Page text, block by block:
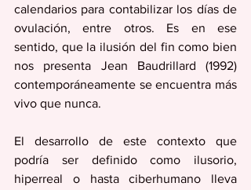
calendarios para contabilizar los días de
ovulación, entre otros. Es en ese
sentido, que la ilusión del fin como bien
nos presenta Jean Baudrillard (1992)
contemporáneamente se encuentra más
vivo que nunca.
El desarrollo de este contexto que
podría ser definido como ilusorio,
hiperreal o hasta ciberhumano lleva